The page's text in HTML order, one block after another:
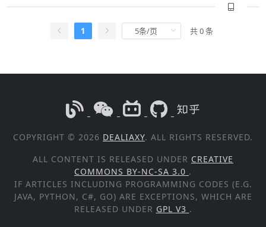
1 共 0 条
COPYRIGHT © 2026 DEALIAXY. ALL RIGHTS RESERVED.
ALL CONTENT IS RELEASED UNDER CREATIVE
COMMONS BY-NC-SA 3.0 .
IF ARTICLES INCLUDING PROGRAMMING CODES (E.G.
JAVA, PYTHON, C#, GO) ARE EXCEPTIONS, WHICH ARE
RELEASED UNDER GPL V3 .